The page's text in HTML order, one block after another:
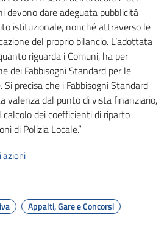
devono dare adeguata pubblicità
istituzionale, nonché attraverso le
del proprio bilancio. L’adottata
riguarda i Comuni, ha per
dei Fabbisogni Standard per le
Si precisa che i Fabbisogni Standard
valenza dal punto di vista finanziario,
dei coefficienti di riparto
di Polizia Locale.”
azioni
Appalti, Gare e Concorsi